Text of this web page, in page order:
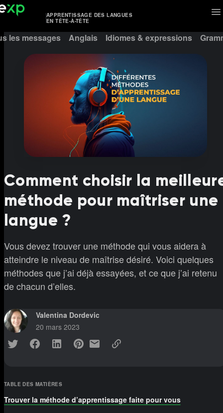
APPRENTISSAGE DES LANGUES
EN TÊTE-À-TÊTE
les messages Anglais Idiomes & expressions
Comment choisir la
méthode pour maîtriser une
langue ?
Vous devez trouver une méthode qui vous aidera à
atteindre le niveau de maîtrise désiré. Voici quelques
méthodes que j’ai déjà essayées, et ce que j’ai retenu
de chacun d’elles.
Valentina Dordevic
20 mars 2023
TABLE DES MATIÈRES
Trouver la méthode d’apprentissage faite pour vous